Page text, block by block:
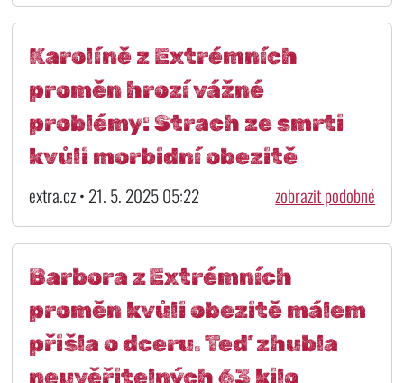
Karolíně z Extrémních
proměn hrozí vážné
problémy: Strach ze smrti
kvůli morbidní obezitě
extra.cz • 21. 5. 2025 05:22 zobrazit podobné
Barbora z Extrémních
proměn kvůli obezitě málem
přišla o dceru. Teď zhubla
neuvěřitelných 63 kilo